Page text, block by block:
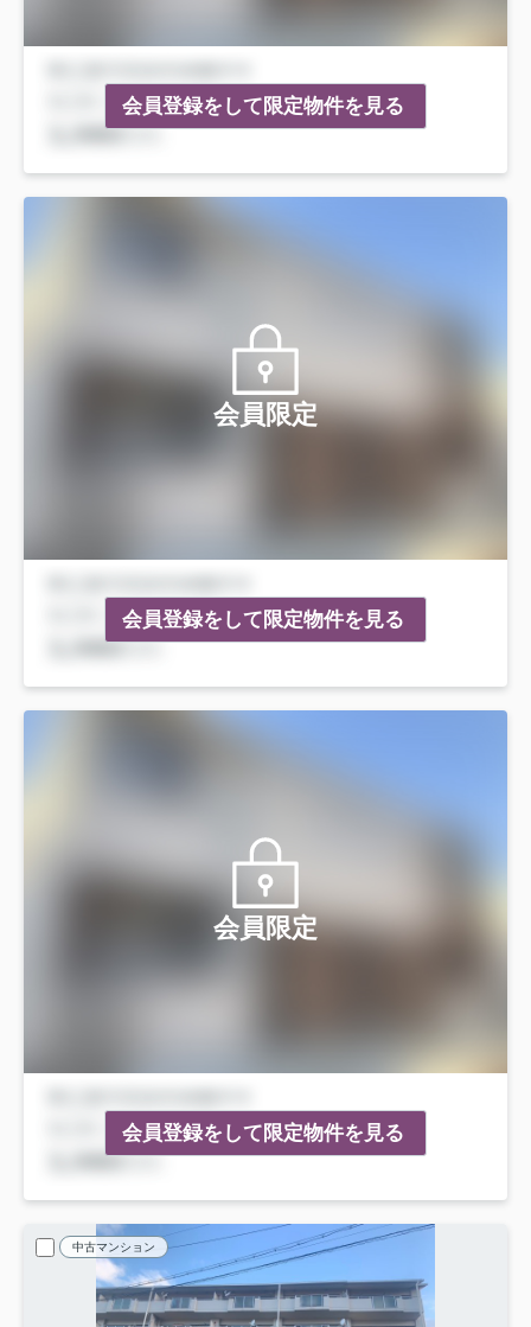
会員登録をして限定物件を見る
会員限定
会員登録をして限定物件を見る
会員限定
会員登録をして限定物件を見る
中古マンション